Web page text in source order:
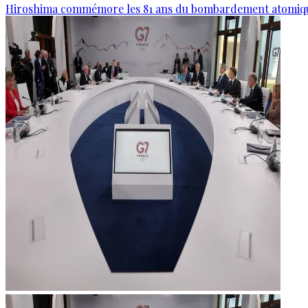
Hiroshima commémore les 81 ans du bombardement